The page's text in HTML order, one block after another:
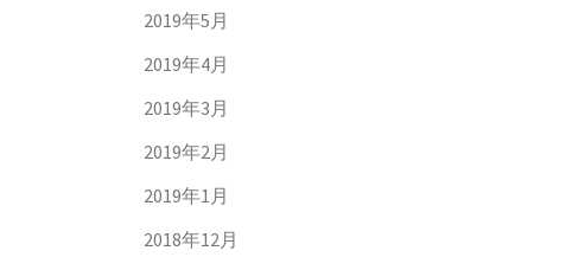
2019年5月
2019年4月
2019年3月
2019年2月
2019年1月
2018年12月